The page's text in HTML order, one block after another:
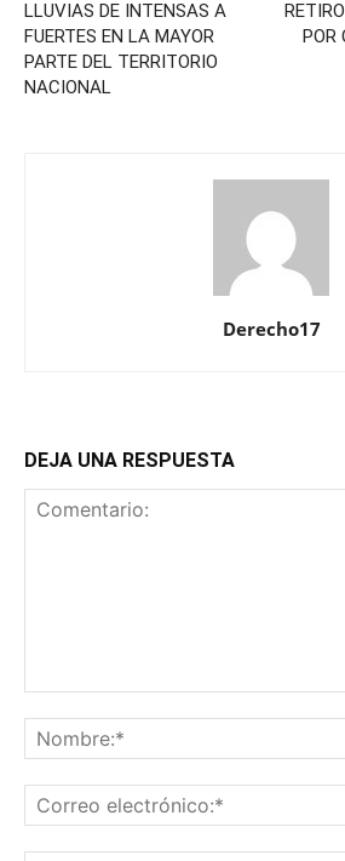
LLUVIAS DE INTENSAS A
FUERTES EN LA MAYOR
PARTE DEL TERRITORIO
NACIONAL
POR
Derecho17
DEJA UNA RESPUESTA